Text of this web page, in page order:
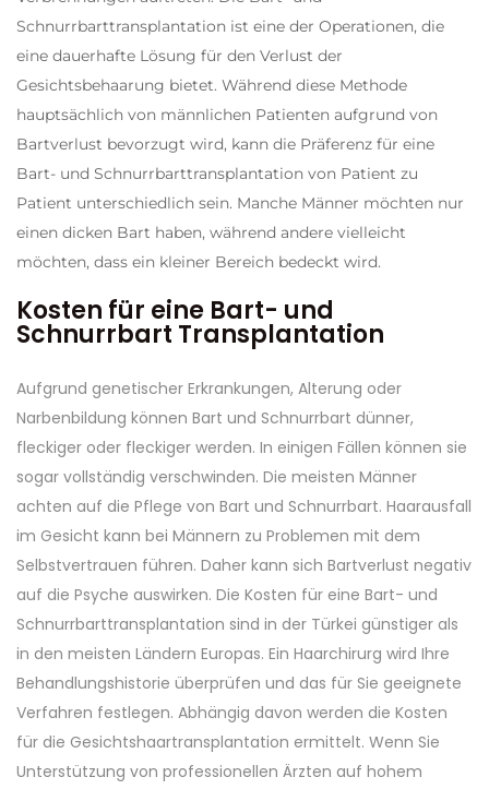
Schnurrbarttransplantation ist eine der Operationen, die
eine dauerhafte Lösung für den Verlust der
Gesichtsbehaarung bietet. Während diese Methode
hauptsächlich von männlichen Patienten aufgrund von
Bartverlust bevorzugt wird, kann die Präferenz für eine
Bart- und Schnurrbarttransplantation von Patient zu
Patient unterschiedlich sein. Manche Männer möchten nur
einen dicken Bart haben, während andere vielleicht
möchten, dass ein kleiner Bereich bedeckt wird.
Kosten für eine Bart- und
Schnurrbart Transplantation
Aufgrund genetischer Erkrankungen, Alterung oder
Narbenbildung können Bart und Schnurrbart dünner,
fleckiger oder fleckiger werden. In einigen Fällen können sie
sogar vollständig verschwinden. Die meisten Männer
achten auf die Pflege von Bart und Schnurrbart. Haarausfall
im Gesicht kann bei Männern zu Problemen mit dem
Selbstvertrauen führen. Daher kann sich Bartverlust negativ
auf die Psyche auswirken. Die Kosten für eine Bart- und
Schnurrbarttransplantation sind in der Türkei günstiger als
in den meisten Ländern Europas. Ein Haarchirurg wird Ihre
Behandlungshistorie überprüfen und das für Sie geeignete
Verfahren festlegen. Abhängig davon werden die Kosten
für die Gesichtshaartransplantation ermittelt. Wenn Sie
Unterstützung von professionellen Ärzten auf hohem